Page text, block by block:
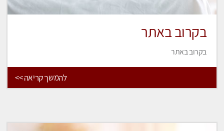
בקרוב באתר
בקרוב באתר
להמשך קריאה >>